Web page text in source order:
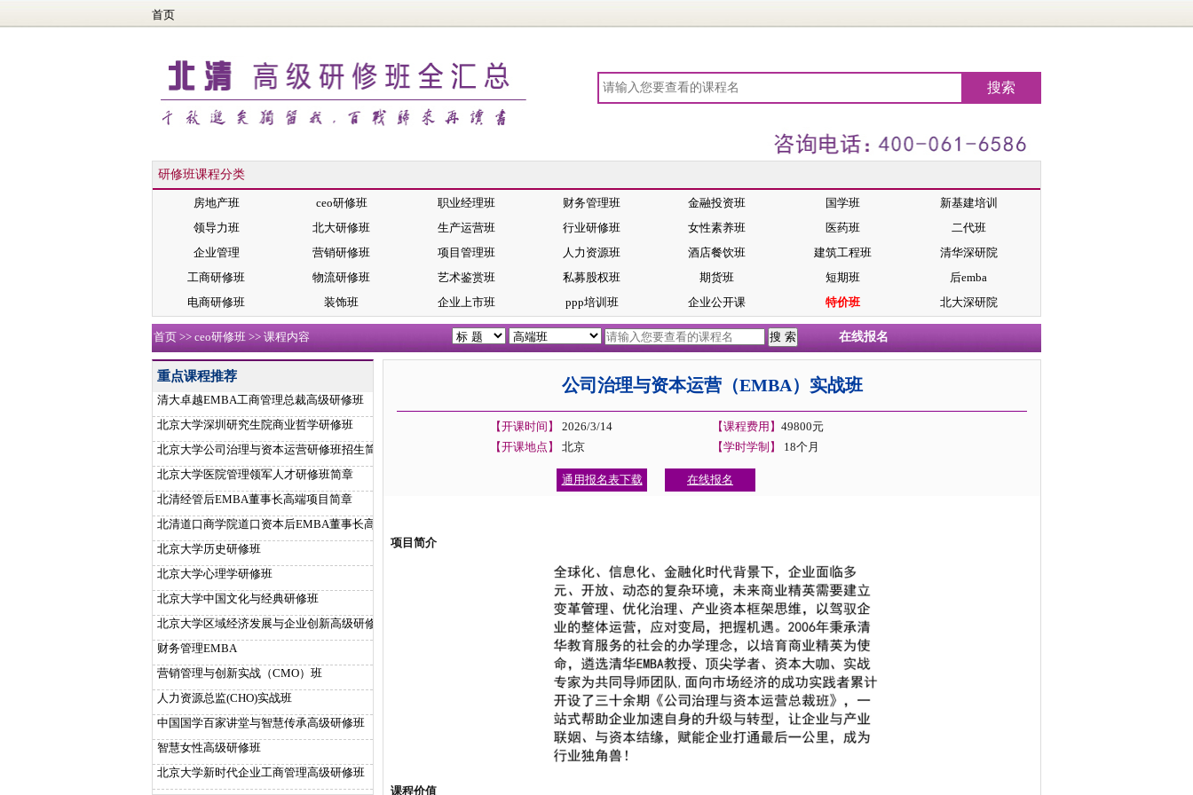
首页
研修班课程分类
房地产班 ceo研修班 职业经理班 财务管理班 金融投资班 国学班
新基建培训
领导力班
北大研修班 生产运营班 行业研修班 女性素养班 医药班
二代班
企业管理
营销研修班 项目管理班 人力资源班 酒店餐饮班 建筑工程班
清华深研院
工商研修班
物流研修班 艺术鉴赏班 私募股权班 期货班 短期班
后emba
电商研修班
装饰班 企业上市班 ppp培训班 企业公开课 特价班 北大深研院
首页 >> ceo研修班 >> 课程内容 在线报名
重点课程推荐
清大卓越EMBA工商管理总裁高级研修班
北京大学深圳研究生院商业哲学研修班
北京大学公司治理与资本运营研修班招生简章
北京大学医院管理领军人才研修班简章
北清经管后EMBA董事长高端项目简章
北清道口商学院道口资本后EMBA董事长高端项目
北京大学历史研修班
北京大学心理学研修班
北京大学中国文化与经典研修班
北京大学区域经济发展与企业创新高级研修班
财务管理EMBA
营销管理与创新实战（CMO）班
人力资源总监(CHO)实战班
中国国学百家讲堂与智慧传承高级研修班
智慧女性高级研修班
北京大学新时代企业工商管理高级研修班
公司治理与资本运营（EMBA）实战班
【开课时间】 2026/3/14 【课程费用】 49800元
【开课地点】
北京 【学时学制】 18个月
通用报名表下载 在线报名
项目简介
课程价值